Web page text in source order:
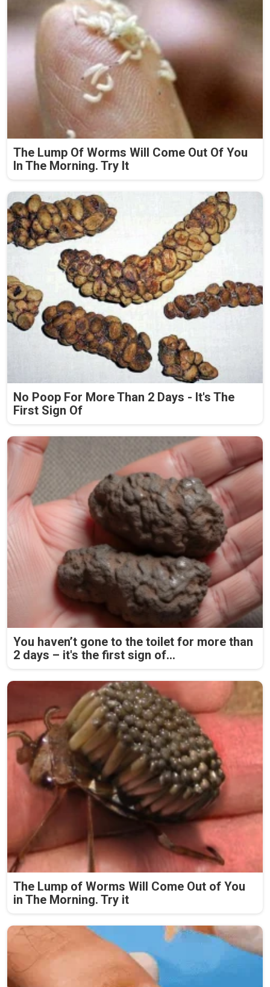
The Lump Of Worms Will Come Out Of You
In The Morning. Try It
No Poop For More Than 2 Days - It's The
First Sign Of
You haven’t gone to the toilet for more than
2 days – it's the first sign of...
The Lump of Worms Will Come Out of You
in The Morning. Try it